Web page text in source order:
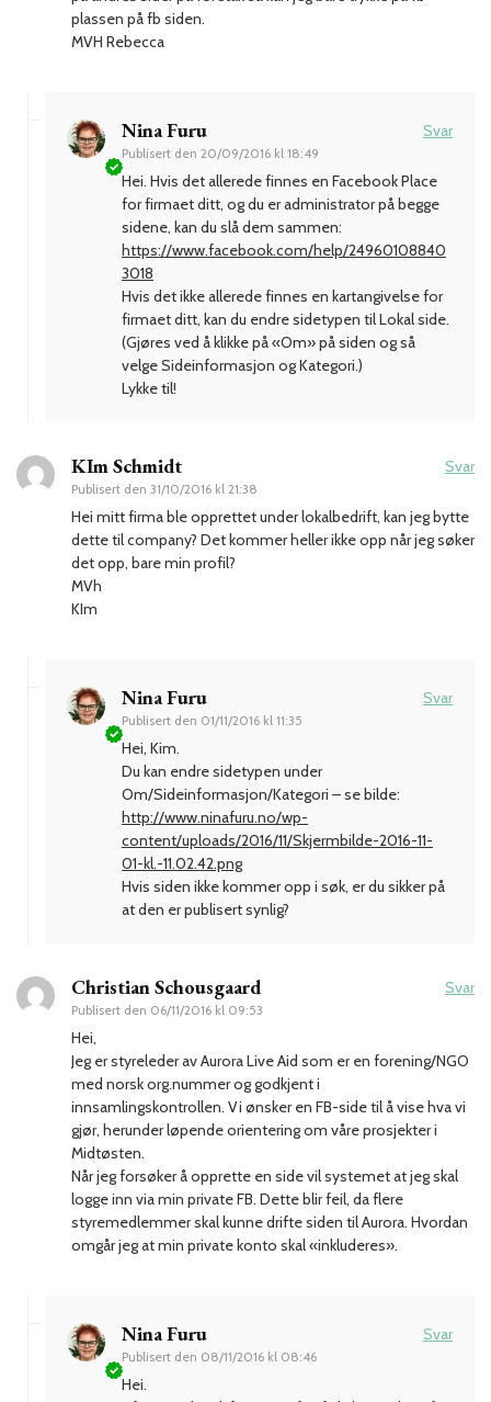
plassen på fb siden.
MVH Rebecca
Nina Furu
Publisert den 20/09/2016 kl 18:49
Svar
Hei. Hvis det allerede finnes en Facebook Place
for firmaet ditt, og du er administrator på begge
sidene, kan du slå dem sammen:
https://www.facebook.com/help/24960108840
3018
Hvis det ikke allerede finnes en kartangivelse for
firmaet ditt, kan du endre sidetypen til Lokal side.
(Gjøres ved å klikke på «Om» på siden og så
velge Sideinformasjon og Kategori.)
Lykke til!
KIm Schmidt
Publisert den 31/10/2016 kl 21:38
Svar
Hei mitt firma ble opprettet under lokalbedrift, kan jeg bytte
dette til company? Det kommer heller ikke opp når jeg søker
det opp, bare min profil?
MVh
KIm
Nina Furu
Publisert den 01/11/2016 kl 11:35
Svar
Hei, Kim.
Du kan endre sidetypen under
Om/Sideinformasjon/Kategori – se bilde:
http://www.ninafuru.no/wp-
content/uploads/2016/11/Skjermbilde-2016-11-
01-kl.-11.02.42.png
Hvis siden ikke kommer opp i søk, er du sikker på
at den er publisert synlig?
Christian Schousgaard
Publisert den 06/11/2016 kl 09:53
Svar
Hei,
Jeg er styreleder av Aurora Live Aid som er en forening/NGO
med norsk org.nummer og godkjent i
innsamlingskontrollen. Vi ønsker en FB-side til å vise hva vi
gjør, herunder løpende orientering om våre prosjekter i
Midtøsten.
Når jeg forsøker å opprette en side vil systemet at jeg skal
logge inn via min private FB. Dette blir feil, da flere
styremedlemmer skal kunne drifte siden til Aurora. Hvordan
omgår jeg at min private konto skal «inkluderes».
Nina Furu
Publisert den 08/11/2016 kl 08:46
Svar
Hei.